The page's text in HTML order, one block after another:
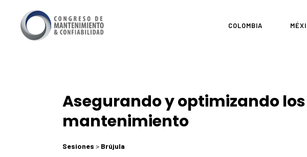
COLOMBIA
Asegurando y optimizando
mantenimiento
Sesiones > Brújula